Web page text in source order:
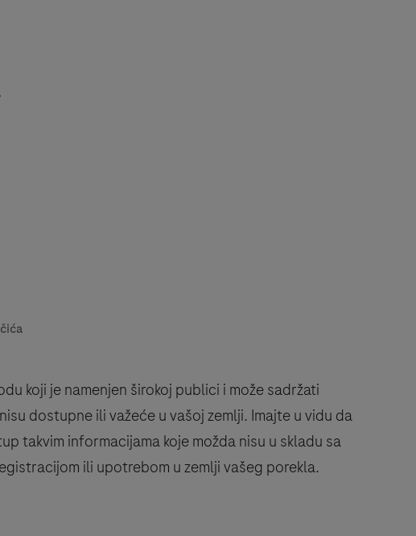
koji je namenjen širokoj publici i može sadržati
dostupne ili važeće u vašoj zemlji. Imajte u vidu da
takvim informacijama koje možda nisu u skladu sa
ili upotrebom u zemlji vašeg porekla.